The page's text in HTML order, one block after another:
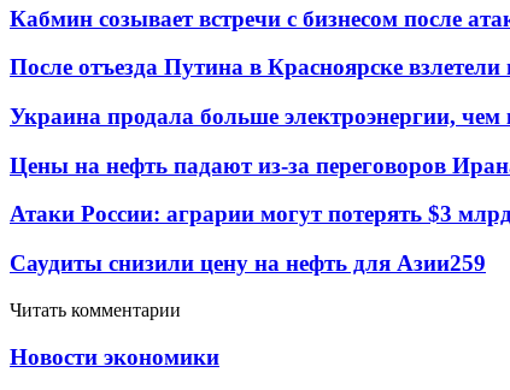
Кабмин созывает встречи с бизнесом после
После отъезда Путина в Красноярске
Украина продала больше электроэнергии, чем
Цены на нефть падают из-за переговоров
Атаки России: аграрии могут потерять $3
Саудиты снизили цену на нефть для Азии259
Читать комментарии
Новости экономики